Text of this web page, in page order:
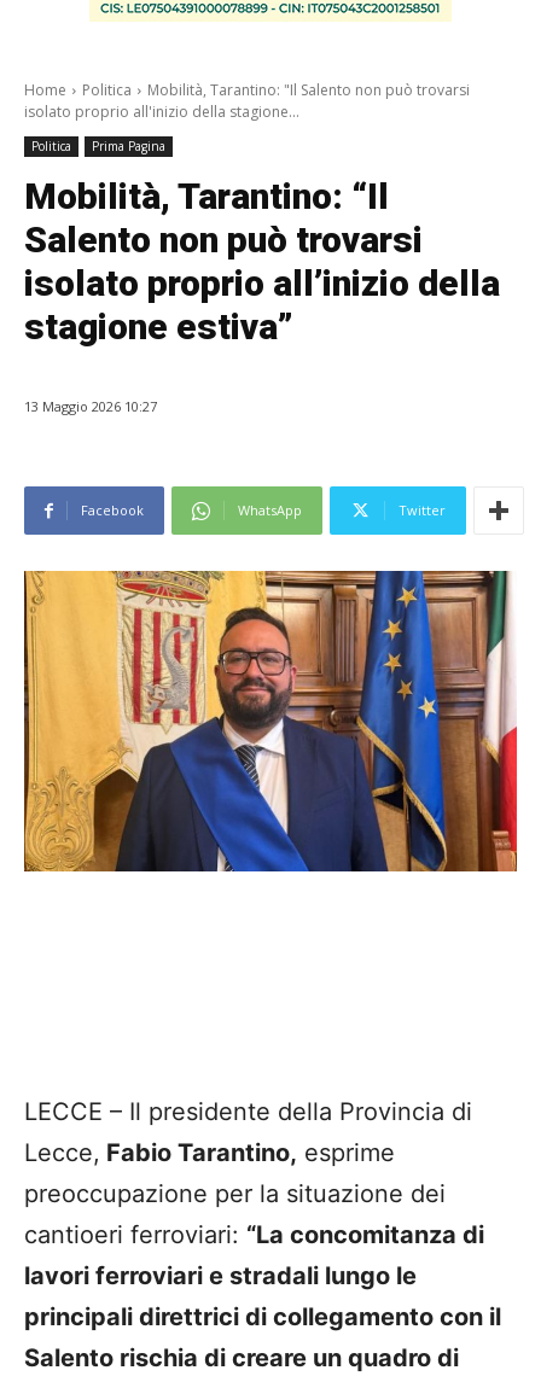
Home Politica
Mobilità, Tarantino: "Il Salento non può trovarsi
isolato proprio all'inizio della stagione...
Politica Prima Pagina
Mobilità, Tarantino: “Il
Salento non può trovarsi
isolato proprio all’inizio della
stagione estiva”
13 Maggio 2026 10:27
Facebook WhatsApp Twitter
LECCE – Il presidente della Provincia di
Lecce, Fabio Tarantino, esprime
preoccupazione per la situazione dei
cantioeri ferroviari: “La concomitanza di
lavori ferroviari e stradali lungo le
principali direttrici di collegamento con il
Salento rischia di creare un quadro di